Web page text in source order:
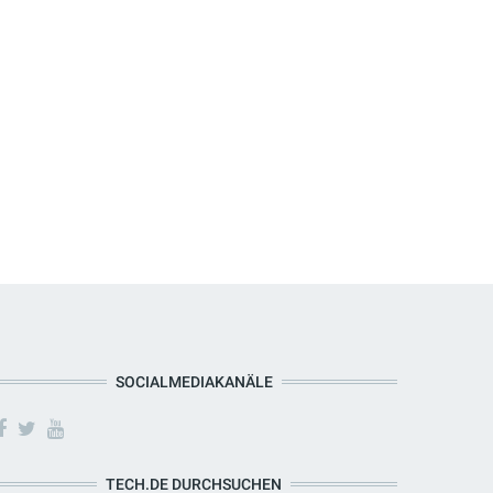
SOCIALMEDIAKANÄLE
TECH.DE DURCHSUCHEN